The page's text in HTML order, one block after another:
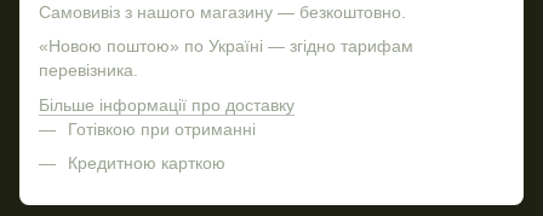
Самовивіз з нашого магазину — безкоштовно.
«Новою поштою» по Україні — згідно тарифам
перевізника.
Більше інформації про доставку
Готівкою при отриманні
Кредитною карткою